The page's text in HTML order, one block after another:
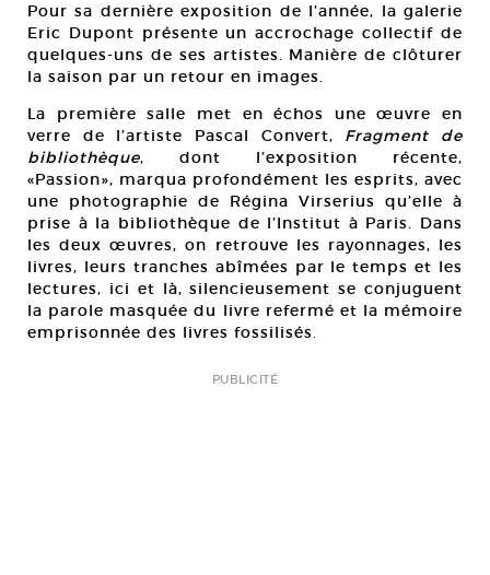
Pour sa dernière exposition de l’année, la galerie
Eric Dupont présente un accrochage collectif de
quelques-uns de ses artistes. Manière de clôturer
la saison par un retour en images.
La première salle met en échos une œuvre en
verre de l’artiste Pascal Convert, Fragment de
bibliothèque, dont l’exposition récente,
«Passion», marqua profondément les esprits, avec
une photographie de Régina Virserius qu’elle à
prise à la bibliothèque de l’Institut à Paris. Dans
les deux œuvres, on retrouve les rayonnages, les
livres, leurs tranches abîmées par le temps et les
lectures, ici et là, silencieusement se conjuguent
la parole masquée du livre refermé et la mémoire
emprisonnée des livres fossilisés.
PUBLICITÉ